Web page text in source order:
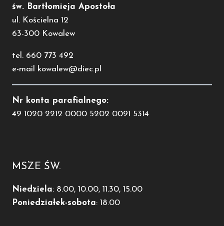
św. Bartłomieja Apostoła
ul. Kościelna 12
63-300 Kowalew
tel. 660 773 492
e-mail kowalew@diec.pl
Nr konta parafialnego:
49 1020 2212 0000 5202 0091 5314
MSZE ŚW.
Niedziela: 8.00, 10.00, 11.30, 15.00
Poniedziałek-sobota: 18.00